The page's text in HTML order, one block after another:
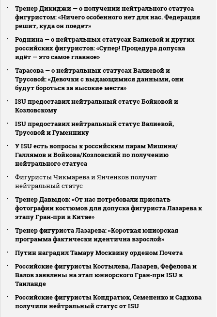
Тренер Дикиджи — о получении нейтрального статуса
фигуристом: «Ничего особенного нет для нас. Федерация
решит, куда он поедет»
Роднина — о нейтральных статусах Валиевой и других
российских фигуристов: «Супер! Процедура допуска
идёт — это самое главное»
Тарасова — о нейтральных статусах Валиевой и
Трусовой: «Девочки с выдающимися данными, они
будут бороться за высокие места»
ISU предоставил нейтральный статус Бойковой и
Козловскому
ISU предоставил нейтральный статус Валиевой,
Трусовой и Гуменнику
У ISU есть вопросы к российским парам Мишина/
Галлямов и Бойкова/Козловский по получению
нейтрального статуса
Фигуристы Чикмарева и Янченков получат
нейтральный статус
Тренер Давыдов: «От нас потребовали прислать
фотографии костюмов для допуска фигуриста Лазарева к
этапу Гран‑при в Китае»
Тренер фигуриста Лазарева: «Короткая юниорская
программа фактически идентична взрослой»
Путин наградил Тамару Москвину орденом Почета
Российские фигуристы Костылева, Лазарев, Фефелова и
Валов заявлены на этап юниорского Гран‑при ISU в
Таиланде
Российские фигуристы Кондратюк, Семененко и Садкова
получили нейтральный статус от ISU